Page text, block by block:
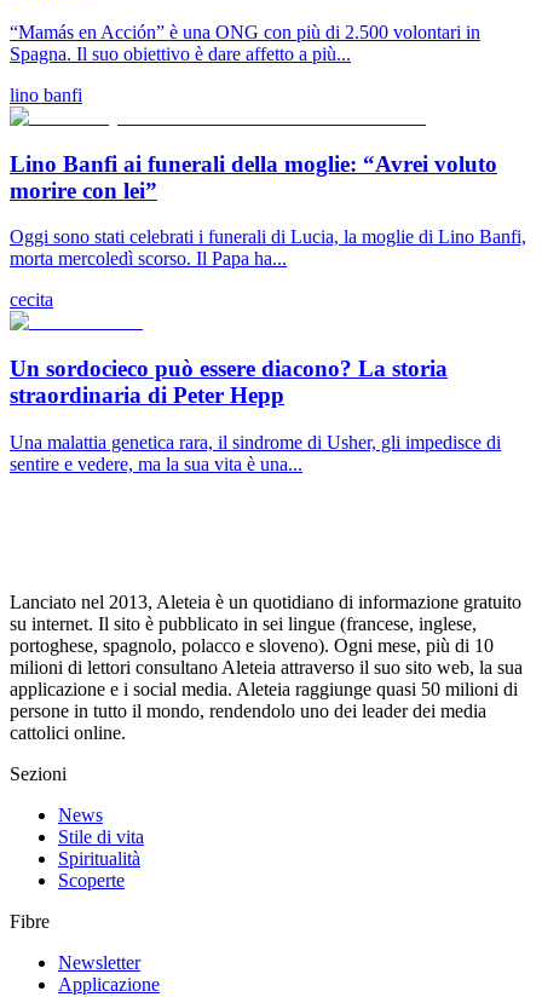
“Mamás en Acción” è una ONG con più di 2.500 volontari in
Spagna. Il suo obiettivo è dare affetto a più...
lino banfi
Lino Banfi ai funerali della moglie: “Avrei voluto
morire con lei”
Oggi sono stati celebrati i funerali di Lucia, la moglie di Lino Banfi,
morta mercoledì scorso. Il Papa ha...
cecita
Un sordocieco può essere diacono? La storia
straordinaria di Peter Hepp
Una malattia genetica rara, il sindrome di Usher, gli impedisce di
sentire e vedere, ma la sua vita è una...
Lanciato nel 2013, Aleteia è un quotidiano di informazione gratuito
su internet. Il sito è pubblicato in sei lingue (francese, inglese,
portoghese, spagnolo, polacco e sloveno). Ogni mese, più di 10
milioni di lettori consultano Aleteia attraverso il suo sito web, la sua
applicazione e i social media. Aleteia raggiunge quasi 50 milioni di
persone in tutto il mondo, rendendolo uno dei leader dei media
cattolici online.
Sezioni
News
Stile di vita
Spiritualità
Scoperte
Fibre
Newsletter
Applicazione